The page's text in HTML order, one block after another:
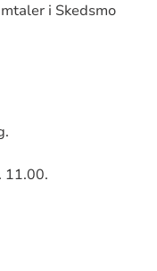
i Skedsmo
11.00.